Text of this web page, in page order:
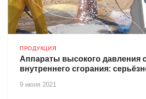
9 июня 2021
ПРОДУКЦИЯ
Аппараты высокого давления
внутреннего сгорания: